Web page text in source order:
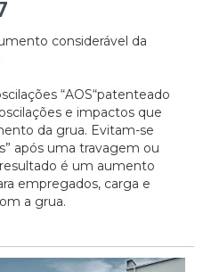
considerável da
“AOS“patenteado
e impactos que
da grua. Evitam-se
após uma travagem ou
é um aumento
empregados, carga e
a grua.